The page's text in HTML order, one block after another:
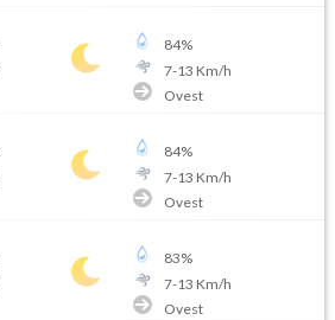
84%
7-13 Km/h
Ovest
84%
7-13 Km/h
Ovest
83%
7-13 Km/h
Ovest